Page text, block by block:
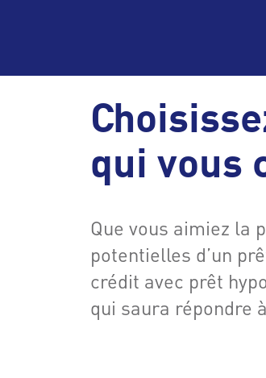
qui vous
Que vous aimiez la
potentielles d’un
crédit avec prêt
qui saura répondre